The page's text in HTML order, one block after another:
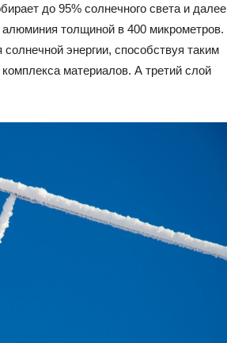
до 95% солнечного света и далее
толщиной в 400 микрометров.
энергии, способствуя таким
материалов. А третий слой